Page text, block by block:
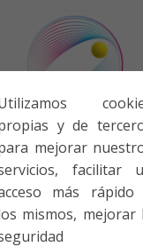
y de
mejorar
facilitar
más rápido
mismos, mejorar
no solo el examen